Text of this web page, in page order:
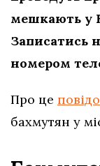
мешкають у
Записатись
номером
Про це
бахмутян у